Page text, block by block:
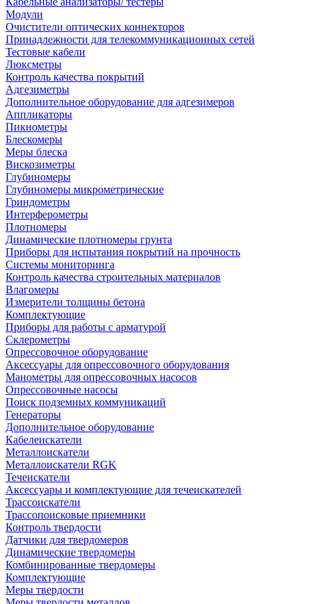
Модули
Очистители оптических коннекторов
Принадлежности для телекоммуникационных сетей
Тестовые кабели
Люксметры
Контроль качества покрытий
Адгезиметры
Дополнительное оборудование для адгезимеров
Аппликаторы
Пикнометры
Блескомеры
Меры блеска
Вискозиметры
Глубиномеры
Глубиномеры микрометрические
Гриндометры
Интерферометры
Плотномеры
Динамические плотномеры грунта
Приборы для испытания покрытий на прочность
Системы мониторинга
Контроль качества строительных материалов
Влагомеры
Измерители толщины бетона
Комплектующие
Приборы для работы с арматурой
Склерометры
Опрессовочное оборудование
Аксессуары для опрессовочного оборудования
Манометры для опрессовочных насосов
Опрессовочные насосы
Поиск подземных коммуникаций
Генераторы
Дополнительное оборудование
Кабелеискатели
Металлоискатели
Металлоискатели RGK
Течеискатели
Аксессуары и комплектующие для течеискателей
Трассоискатели
Трассопоисковые приемники
Контроль твердости
Датчики для твердомеров
Динамические твердомеры
Комбинированные твердомеры
Комплектующие
Меры твердости